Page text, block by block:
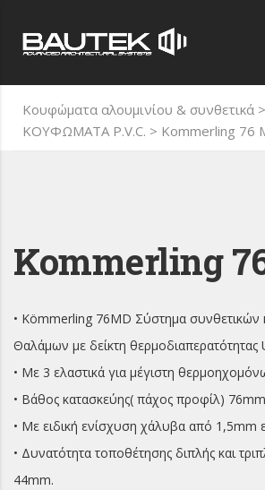
Κουφώματα αλουμινίου & συνθετικά >
ΚΟΥΦΩΜΑΤΑ P.V.C. > Kommerling 76
Kommerling
• Kömmerling 76MD Σύστημα
Θαλάμων με δείκτη θερμοδιαπερατότητας
• Με 3 ελαστικά για μέγιστη
• Βάθος κατασκεύης( πάχος προφίλ)
• Με ειδική ενίσχυση χάλυβα από 1,5mm
• Δυνατότητα τοποθέτησης διπλής και
44mm.